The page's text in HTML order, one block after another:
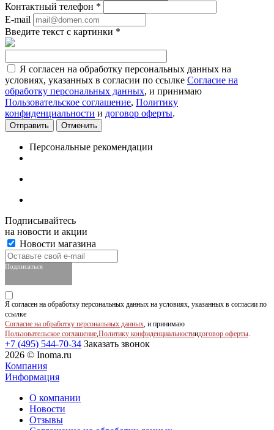
Контактный телефон *
E-mail
Введите текст с картинки *
Я согласен на обработку персональных данных на
условиях, указанных в согласии по ссылке Согласие на
обработку персональных данных, и принимаю
Пользовательское соглашение, Политику
конфиденциальности и договор оферты.
Отменить
Персональные рекомендации
Подписывайтесь
на новости и акции
Новости магазина
Подписаться
Я согласен на обработку персональных данных на условиях, указанных в согласии по
ссылке
Согласие на обработку персональных данных, и принимаю
Пользовательское соглашение,Политику конфиденциальностиидоговор оферты.
+7 (495) 544-70-34 Заказать звонок
2026 © Inoma.ru
Компания
Информация
О компании
Новости
Отзывы